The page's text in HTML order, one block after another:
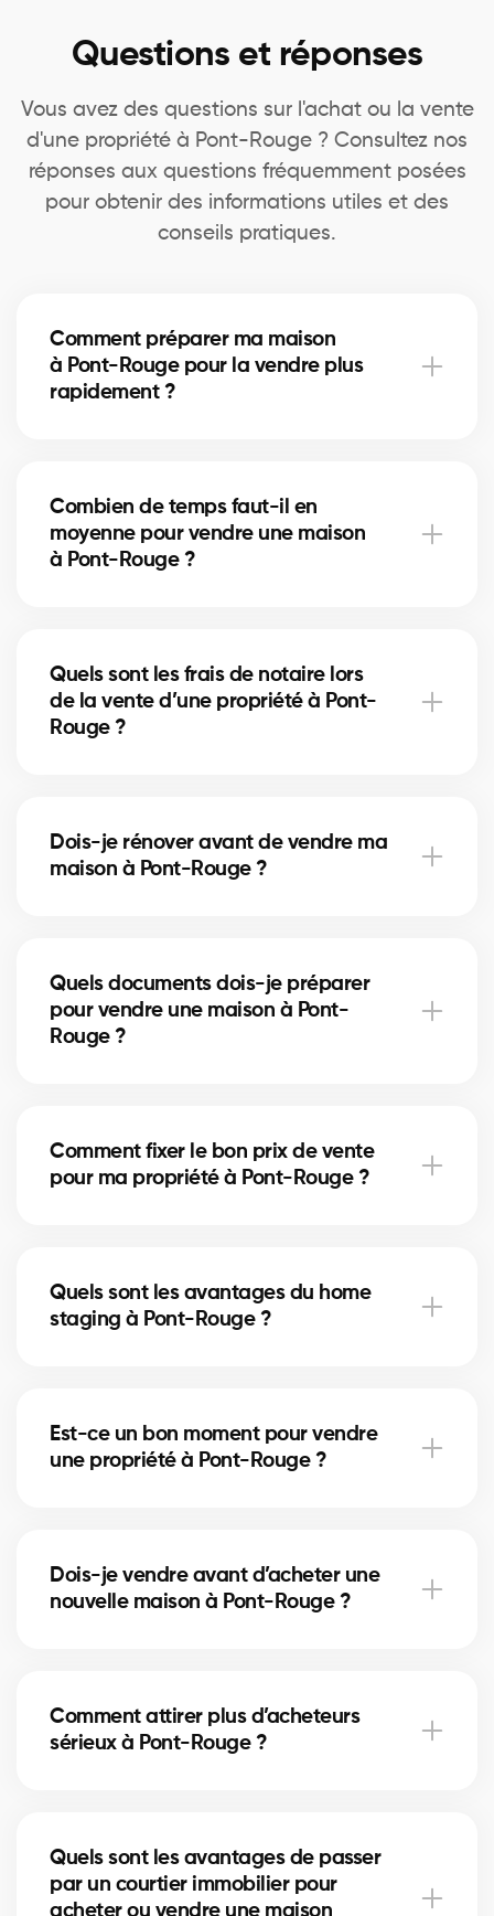
Questions et réponses
Vous avez des questions sur l'achat ou la vente
d'une propriété à Pont-Rouge ? Consultez nos
réponses aux questions fréquemment posées
pour obtenir des informations utiles et des
conseils pratiques.
Comment préparer ma maison
à Pont-Rouge pour la vendre plus
rapidement ?
accélérer la vente. Nos courtiers à Pont-Rouge vous
conseillent sur les améliorations les plus rentables.
Combien de temps faut-il en
moyenne pour vendre une maison
à Pont-Rouge ?
utilisent des stratégies de mise en marché pour
réduire les délais de vente.
Quels sont les frais de notaire lors
de la vente d’une propriété à Pont-
Rouge ?
l’hypothèque. Nos courtiers peuvent vous aider à
planifier ces coûts.
Dois-je rénover avant de vendre ma
maison à Pont-Rouge ?
bain peuvent augmenter la valeur perçue. Nos
experts vous indiquent les améliorations utiles.
Quels documents dois-je préparer
pour vendre une maison à Pont-
Rouge ?
courtiers à Pont-Rouge vous guident pour
rassembler les documents nécessaires.
Comment fixer le bon prix de vente
pour ma propriété à Pont-Rouge ?
prix compétitif qui attire des acheteurs sérieux.
Quels sont les avantages du home
staging à Pont-Rouge ?
accélérer la vente et augmenter le prix obtenu.
Est-ce un bon moment pour vendre
une propriété à Pont-Rouge ?
Rouge vous conseillent selon les tendances
actuelles.
Dois-je vendre avant d’acheter une
nouvelle maison à Pont-Rouge ?
de manquer une opportunité. Nos courtiers vous
aident à choisir la bonne stratégie.
Comment attirer plus d’acheteurs
sérieux à Pont-Rouge ?
augmentent vos chances d’attirer des acheteurs
motivés.
Quels sont les avantages de passer
par un courtier immobilier pour
acheter ou vendre une maison